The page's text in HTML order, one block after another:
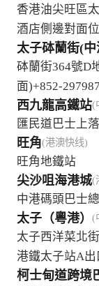
香港油尖旺區
酒店側邊對面位
太子砵蘭街(
砵蘭街364號D
面)+852-
西九龍高鐵站(
匯民道巴士上
旺角(港澳快线)
旺角地鐵站
尖沙咀海港城(
中港碼頭巴士
太子（粵港） (
太子西洋菜北
港鐵太子站A出
柯士甸道跨境